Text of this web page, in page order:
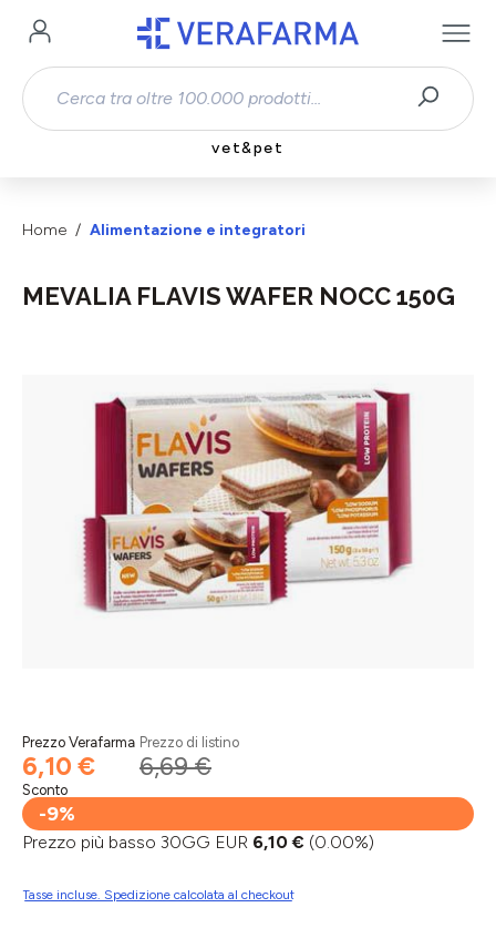
Passa al contenuto principale
vet&pet
Home Alimentazione e integratori
MEVALIA FLAVIS WAFER NOCC 150G
Prezzo Verafarma
6,10 €
Prezzo di listino
6,69 €
Sconto
-9%
Prezzo più basso 30GG EUR 6,10 € (0.00%)
Tasse incluse. Spedizione calcolata al checkout